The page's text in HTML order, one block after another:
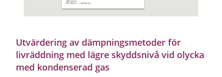
Utvärdering av dämpningsmetoder för
livräddning med lägre skyddsnivå vid olycka
med kondenserad gas